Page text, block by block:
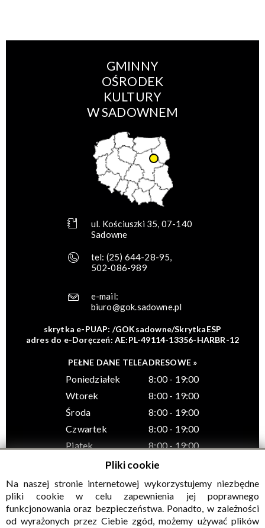
GMINNY
OŚRODEK
KULTURY
W SADOWNEM
ul. Kościuszki 35, 07-140
Sadowne
tel: (25) 644-28-95,
502-086-989
e-mail:
biuro@gok.sadowne.pl
skrytka e-PUAP: /GOKsadowne/SkrytkaESP
adres do e-Doręczeń: AE:PL-49114-13356-HARBR-12
PEŁNE DANE TELEADRESOWE »
Poniedziałek
8:00 - 19:00
Wtorek
8:00 - 19:00
Środa
8:00 - 19:00
Czwartek
8:00 - 19:00
Piątek
8:00 - 19:00
© Wszelkie prawa zastrzeżone, Gminny Ośrodek Kultury w
Sadownem
Pliki cookie
Na naszej stronie internetowej wykorzystujemy niezbędne
pliki cookie w celu zapewnienia jej poprawnego
funkcjonowania oraz bezpieczeństwa. Ponadto, w zależności
od wyrażonych przez Ciebie zgód, możemy używać plików